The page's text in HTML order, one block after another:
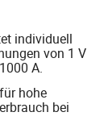
individuell
von 1 V
A.
hohe
bei